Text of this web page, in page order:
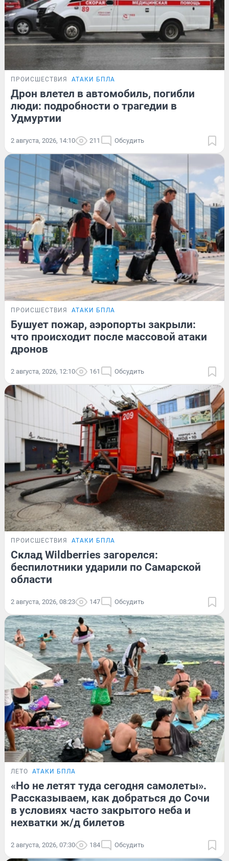
ПРОИСШЕСТВИЯ АТАКИ БПЛА
Дрон влетел в автомобиль, погибли
люди: подробности о трагедии в
Удмуртии
2 августа, 2026, 14:10 211 Обсудить
ПРОИСШЕСТВИЯ АТАКИ БПЛА
Бушует пожар, аэропорты закрыли:
что происходит после массовой атаки
дронов
2 августа, 2026, 12:10 161 Обсудить
ПРОИСШЕСТВИЯ АТАКИ БПЛА
Склад Wildberries загорелся:
беспилотники ударили по Самарской
области
2 августа, 2026, 08:23 147 Обсудить
ЛЕТО АТАКИ БПЛА
«Но не летят туда сегодня самолеты».
Рассказываем, как добраться до Сочи
в условиях часто закрытого неба и
нехватки ж/д билетов
2 августа, 2026, 07:30 184 Обсудить